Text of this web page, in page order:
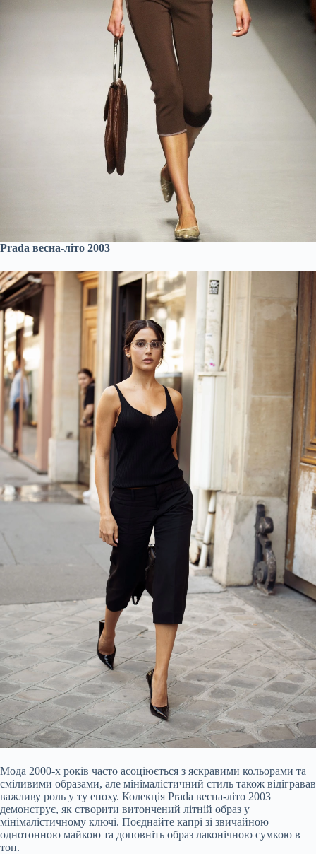
Prada весна-літо 2003
Мода 2000-х років часто асоціюється з яскравими кольорами та
сміливими образами, але мінімалістичний стиль також відігравав
важливу роль у ту епоху. Колекція Prada весна-літо 2003
демонструє, як створити витончений літній образ у
мінімалістичному ключі. Поєднайте капрі зі звичайною
однотонною майкою та доповніть образ лаконічною сумкою в
тон.